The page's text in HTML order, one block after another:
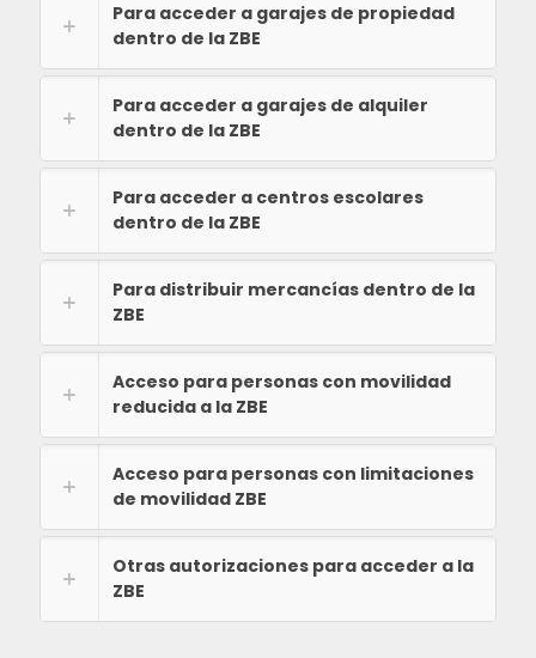
Para acceder a garajes de propiedad
dentro de la ZBE
Para acceder a garajes de alquiler
dentro de la ZBE
Para acceder a centros escolares
dentro de la ZBE
Para distribuir mercancías dentro de la
ZBE
Acceso para personas con movilidad
reducida a la ZBE
Acceso para personas con limitaciones
de movilidad ZBE
Otras autorizaciones para acceder a la
ZBE